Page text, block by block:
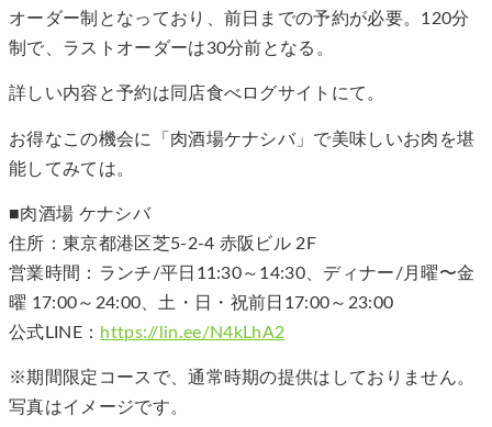
オーダー制となっており、前日までの予約が必要。120分
制で、ラストオーダーは30分前となる。
詳しい内容と予約は同店食べログサイトにて。
お得なこの機会に「肉酒場ケナシバ」で美味しいお肉を堪
能してみては。
■肉酒場 ケナシバ
住所：東京都港区芝5-2-4 赤阪ビル 2F
営業時間：ランチ/平日11:30～14:30、ディナー/月曜〜金
曜 17:00～24:00、土・日・祝前日17:00～23:00
公式LINE： https://lin.ee/N4kLhA2
※期間限定コースで、通常時期の提供はしておりません。
写真はイメージです。